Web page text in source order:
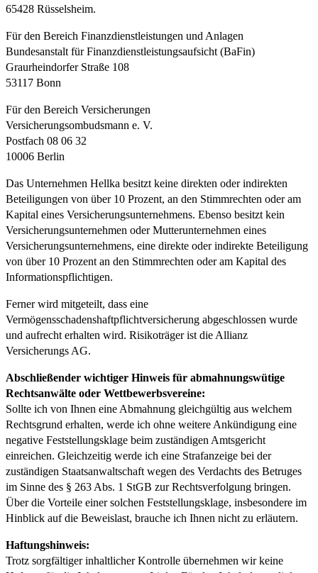
65428 Rüsselsheim.
Für den Bereich Finanzdienstleistungen und Anlagen
Bundesanstalt für Finanzdienstleistungsaufsicht (BaFin)
Graurheindorfer Straße 108
53117 Bonn
Für den Bereich Versicherungen
Versicherungsombudsmann e. V.
Postfach 08 06 32
10006 Berlin
Das Unternehmen Hellka besitzt keine direkten oder indirekten
Beteiligungen von über 10 Prozent, an den Stimmrechten oder am
Kapital eines Versicherungsunternehmens. Ebenso besitzt kein
Versicherungsunternehmen oder Mutterunternehmen eines
Versicherungsunternehmens, eine direkte oder indirekte Beteiligung
von über 10 Prozent an den Stimmrechten oder am Kapital des
Informationspflichtigen.
Ferner wird mitgeteilt, dass eine
Vermögensschadenshaftpflichtversicherung abgeschlossen wurde
und aufrecht erhalten wird. Risikoträger ist die Allianz
Versicherungs AG.
Abschließender wichtiger Hinweis für abmahnungswütige
Rechtsanwälte oder Wettbewerbsvereine:
Sollte ich von Ihnen eine Abmahnung gleichgültig aus welchem
Rechtsgrund erhalten, werde ich ohne weitere Ankündigung eine
negative Feststellungsklage beim zuständigen Amtsgericht
einreichen. Gleichzeitig werde ich eine Strafanzeige bei der
zuständigen Staatsanwaltschaft wegen des Verdachts des Betruges
im Sinne des § 263 Abs. 1 StGB zur Rechtsverfolgung bringen.
Über die Vorteile einer solchen Feststellungsklage, insbesondere im
Hinblick auf die Beweislast, brauche ich Ihnen nicht zu erläutern.
Haftungshinweis:
Trotz sorgfältiger inhaltlicher Kontrolle übernehmen wir keine